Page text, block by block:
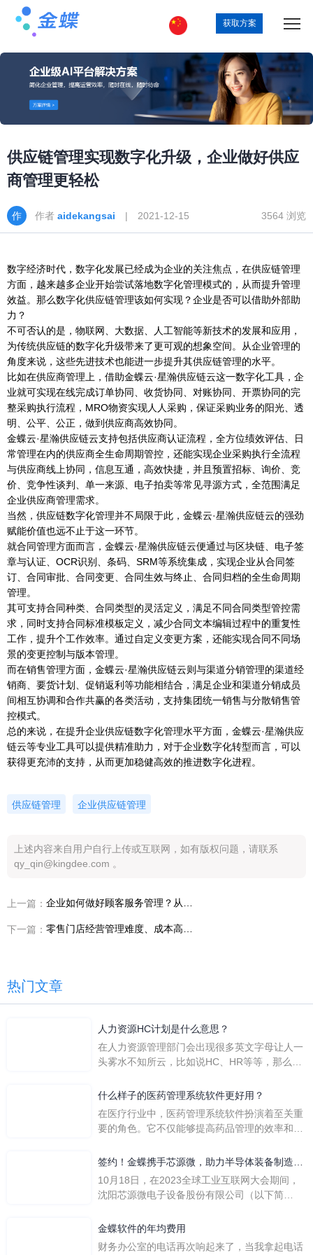
获取方案
供应链管理实现数字化升级，企业做好供应
商管理更轻松
作者 aidekangsai | 2021-12-15 3564 浏览
数字经济时代，数字化发展已经成为企业的关注焦点，在供应链管理
方面，越来越多企业开始尝试落地数字化管理模式的，从而提升管理
效益。那么数字化供应链管理该如何实现？企业是否可以借助外部助
力？
不可否认的是，物联网、大数据、人工智能等新技术的发展和应用，
为传统供应链的数字化升级带来了更可观的想象空间。从企业管理的
角度来说，这些先进技术也能进一步提升其供应链管理的水平。
比如在供应商管理上，借助金蝶云·星瀚供应链云这一数字化工具，企
业就可实现在线完成订单协同、收货协同、对账协同、开票协同的完
整采购执行流程，MRO物资实现人人采购，保证采购业务的阳光、透
明、公平、公正，做到供应商高效协同。
金蝶云·星瀚供应链云支持包括供应商认证流程，全方位绩效评估、日
常管理在内的供应商全生命周期管控，还能实现企业采购执行全流程
与供应商线上协同，信息互通，高效快捷，并且预置招标、询价、竞
价、竞争性谈判、单一来源、电子拍卖等常见寻源方式，全范围满足
企业供应商管理需求。
当然，供应链数字化管理并不局限于此，金蝶云·星瀚供应链云的强劲
赋能价值也远不止于这一环节。
就合同管理方面而言，金蝶云·星瀚供应链云便通过与区块链、电子签
章与认证、OCR识别、条码、SRM等系统集成，实现企业从合同签
订、合同审批、合同变更、合同生效与终止、合同归档的全生命周期
管理。
其可支持合同种类、合同类型的灵活定义，满足不同合同类型管控需
求，同时支持合同标准模板定义，减少合同文本编辑过程中的重复性
工作，提升个工作效率。通过自定义变更方案，还能实现合同不同场
景的变更控制与版本管理。
而在销售管理方面，金蝶云·星瀚供应链云则与渠道分销管理的渠道经
销商、要货计划、促销返利等功能相结合，满足企业和渠道分销成员
间相互协调和合作共赢的各类活动，支持集团统一销售与分散销售管
控模式。
总的来说，在提升企业供应链数字化管理水平方面，金蝶云·星瀚供应
链云等专业工具可以提供精准助力，对于企业数字化转型而言，可以
获得更充沛的支持，从而更加稳健高效的推进数字化进程。
供应链管理 企业供应链管理
上述内容来自用户自行上传或互联网，如有版权问题，请联系
qy_qin@kingdee.com 。
上一篇：
下一篇：
热门文章
人力资源HC计划是什么意思？
在人力资源管理部门会出现很多英文字母让人一
头雾水不知所云，比如说HC、HR等等，那么它
么呢？
什么样子的医药管理系统软件更好用？
在医疗行业中，医药管理系统软件扮演着至关重
要的角色。它不仅能够提高药品管理的效率和准
一个好用的医药管理系统软件应具备以下特点。
地进行操作。 复杂的
签约！金蝶携手芯源微，助力半导体装备制造领
先企业迈向世界
10月18日，在2023全球工业互联网大会期间，
沈阳芯源微电子设备股份有限公司（以下简
下简称“金蝶”）在辽宁沈阳签署战略合作协议。
金蝶软件的年均费用
财务办公室的电话再次响起来了，当我拿起电话